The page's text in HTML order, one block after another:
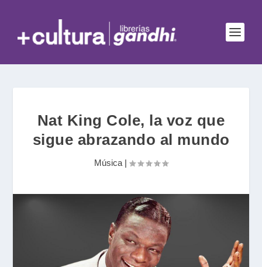
Nat King Cole, la voz que
sigue abrazando al mundo
Música |